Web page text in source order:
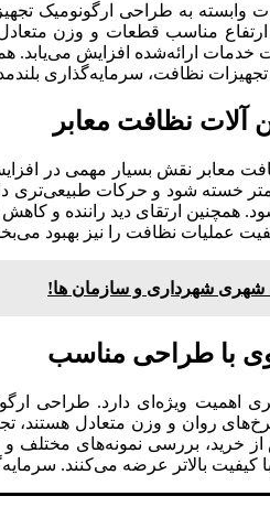
وابسته به طراحی ارگونومیک
مناسب قطعات و وزن
خدمات ارائه‌شده افزایش
تجهیزات نظافت، سرمایه‌گذاری
‌آلات نظافت معابر
معابر نقش بسیار مهمی در
شود و حرکات طبیعی‌تری داشته
همچنین ارتقای دید راننده و
کیفیت عملیات نظافت را نیز بهبود
با طراحی مناسب
اهمیت ویژه‌ای دارد. طراحی
روان و وزن متعادل هستند،
بررسی نمونه‌های مختلف و
کیفیت بالاتر عرضه می‌کنند.